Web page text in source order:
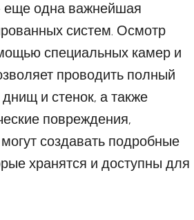
еще одна важнейшая
систем. Осмотр
специальных камер и
проводить полный
и стенок, а также
повреждения,
создавать подробные
хранятся и доступны для